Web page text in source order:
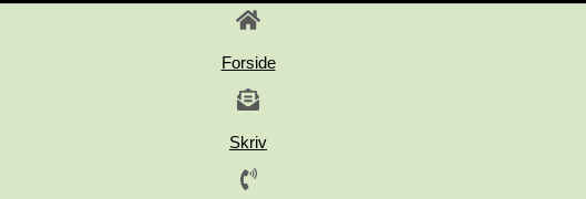
Forside
Skriv